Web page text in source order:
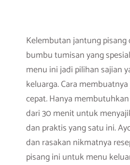
Kelembutan jantung pisang
bumbu tumisan yang
menu ini jadi pilihan sajian
keluarga. Cara
cepat.Hanya
dari 30 menit untuk
dan praktis yang satu ini.
dan rasakan nikmatnya
pisang ini untuk menu